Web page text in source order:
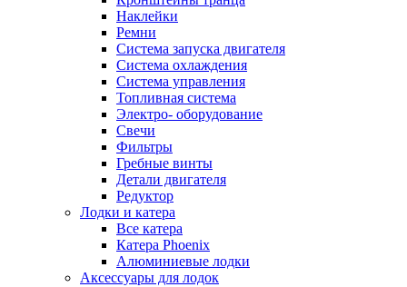
Наклейки
Ремни
Система запуска двигателя
Система охлаждения
Система управления
Топливная система
Электро- оборудование
Свечи
Фильтры
Гребные винты
Детали двигателя
Редуктор
Лодки и катера
Все катера
Катера Phoenix
Алюминиевые лодки
Аксессуары для лодок